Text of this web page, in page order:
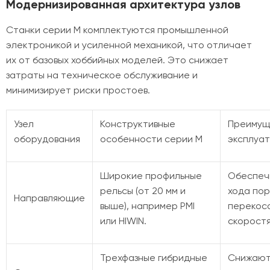
Модернизированная архитектура узлов
Станки серии M комплектуются промышленной
электроникой и усиленной механикой, что отличает
их от базовых хоббийных моделей. Это снижает
затраты на техническое обслуживание и
минимизирует риски простоев.
Узел
оборудования
Конструктивные
особенности серии M
Направляющие
Широкие профильные
рельсы (от 20 мм и
выше), например PMI
или HIWIN.
хода
Трехфазные гибридные